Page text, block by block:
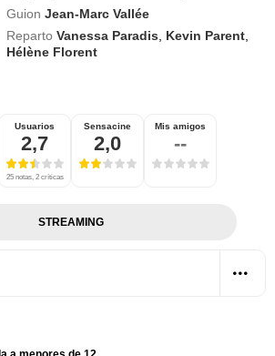
Guion Jean-Marc Vallée
Reparto Vanessa Paradis Kevin Parent
Hélène Florent
Usuarios
2,7
25 notas, 2 críticas
Sensacine
2,0
Mis amigos
--
STREAMING